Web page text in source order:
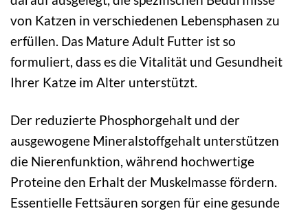
von Katzen in verschiedenen Lebensphasen zu
erfüllen. Das Mature Adult Futter ist so
formuliert, dass es die Vitalität und Gesundheit
Ihrer Katze im Alter unterstützt.
Der reduzierte Phosphorgehalt und der
ausgewogene Mineralstoffgehalt unterstützen
die Nierenfunktion, während hochwertige
Proteine den Erhalt der Muskelmasse fördern.
Essentielle Fettsäuren sorgen für eine gesunde